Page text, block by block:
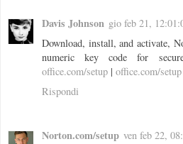
Davis Johnson gio feb 21,
Download, install, and activate,
numeric key code for
office.com/setup | office.com/setup
Rispondi
Norton.com/setup ven feb 22,